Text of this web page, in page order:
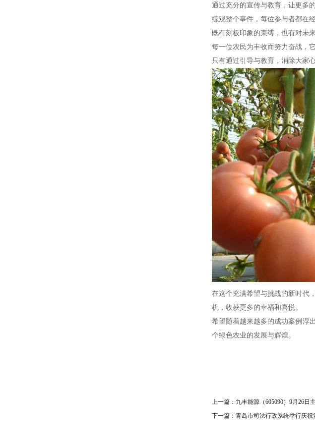
通过充分的宣传与教育，让更多
综观整个事件，每位参与者都在
既有刻板印象的束缚，也有对未
每一位农民为丰收而努力奋战，
只有通过引导与教育，消除大家
在这个充满希望与挑战的新时代
机，收获更多的幸福和喜悦。
希望随着越来越多的成功案例浮
个绿色农业的发展与辉煌。
上一篇： 九丰能源（605090）9月26日
下一篇： 青岛市司法行政系统举行庆